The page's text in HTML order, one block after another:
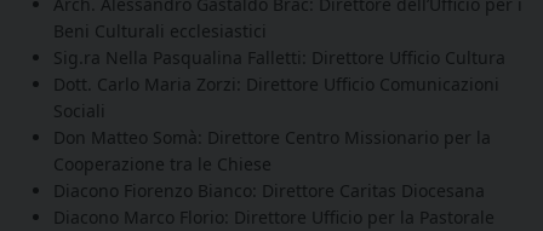
Beni Culturali ecclesiastici
Sig.ra Nella Pasqualina Falletti: Direttore Ufficio Cultura
Dott. Carlo Maria Zorzi: Direttore Ufficio Comunicazioni
Sociali
Don Matteo Somà: Direttore Centro Missionario per la
Cooperazione tra le Chiese
Diacono Fiorenzo Bianco: Direttore Caritas Diocesana
Diacono Marco Florio: Direttore Ufficio per la Pastorale